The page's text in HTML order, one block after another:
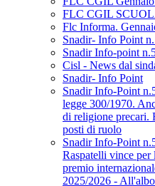
FLC CGIL
Flc Informa.
Snadir- Info Point
Snadir Info-point
Cisl - News dal
Snadir- Info Point
Snadir Info-Point
legge 300/1970.
di religione precari.
posti di ruolo
Snadir Info-Point
Raspatelli vince per
premio
2025/2026 -